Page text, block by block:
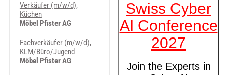
Verkäufer (m/w/d),
Küchen
Möbel Pfister AG
Fachverkäufer (m/w/d),
KLM/Büro/Jugend
Möbel Pfister AG